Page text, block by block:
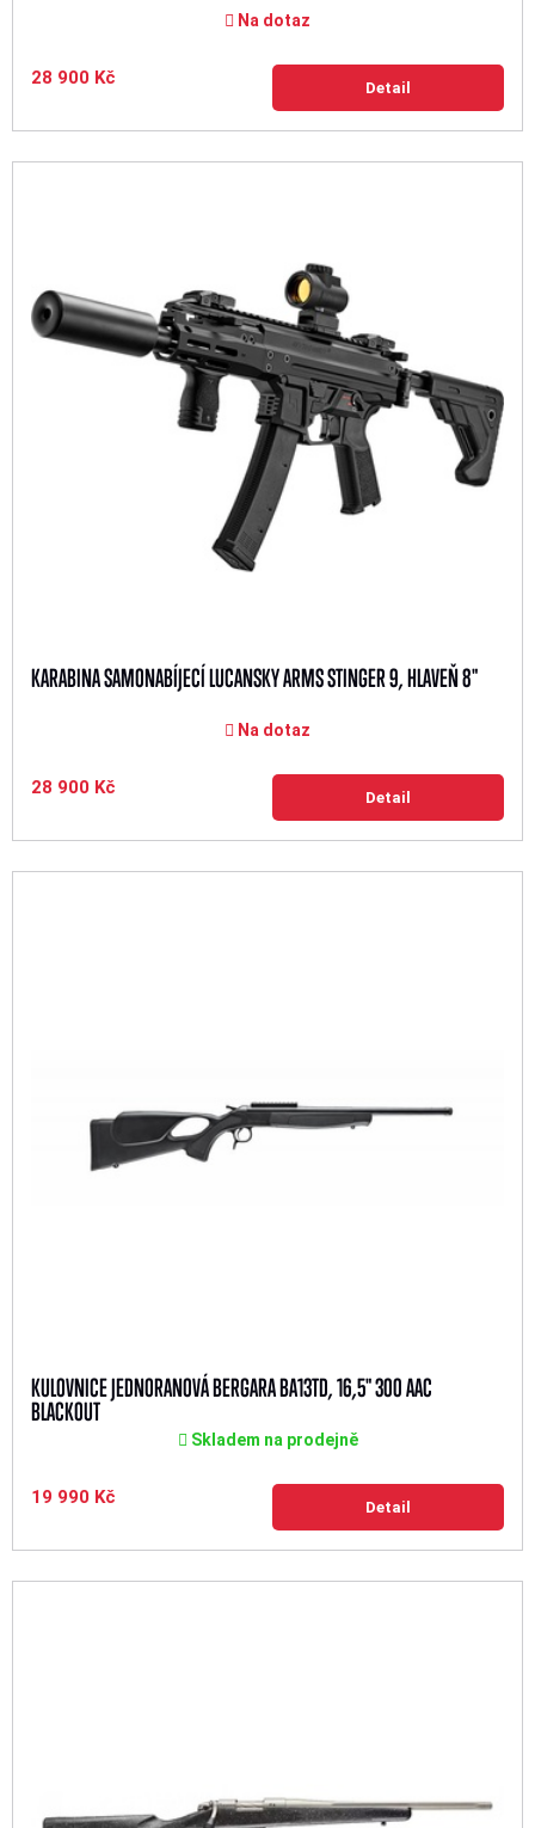
Na dotaz
28 900 Kč Detail
KARABINA SAMONABÍJECÍ LUCANSKY ARMS STINGER 9, HLAVEŇ 8"
Na dotaz
28 900 Kč Detail
KULOVNICE JEDNORANOVÁ BERGARA BA13TD, 16,5" 300 AAC
BLACKOUT
Skladem na prodejně
19 990 Kč Detail